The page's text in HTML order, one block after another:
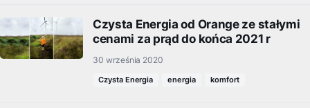
Czysta Energia od Orange ze stałymi
cenami za prąd do końca 2021 r
30 września 2020
Czysta Energia energia komfort